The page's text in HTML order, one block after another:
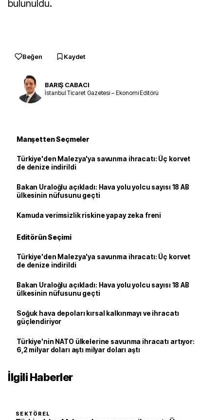
bulunuldu.
Beğen Kaydet
BARIŞ CABACI
İstanbul Ticaret Gazetesi – Ekonomi Editörü
Manşetten Seçmeler
Türkiye'den Malezya'ya savunma ihracatı: Üç korvet
de denize indirildi
Bakan Uraloğlu açıkladı: Hava yolu yolcu sayısı 18 AB
ülkesinin nüfusunu geçti
Kamuda verimsizlik riskine yapay zeka freni
Editörün Seçimi
Türkiye'den Malezya'ya savunma ihracatı: Üç korvet
de denize indirildi
Bakan Uraloğlu açıkladı: Hava yolu yolcu sayısı 18 AB
ülkesinin nüfusunu geçti
Soğuk hava depoları kırsal kalkınmayı ve ihracatı
güçlendiriyor
Türkiye'nin NATO ülkelerine savunma ihracatı artıyor:
6,2 milyar doları aştı milyar doları aştı
İlgili Haberler
SEKTÖREL